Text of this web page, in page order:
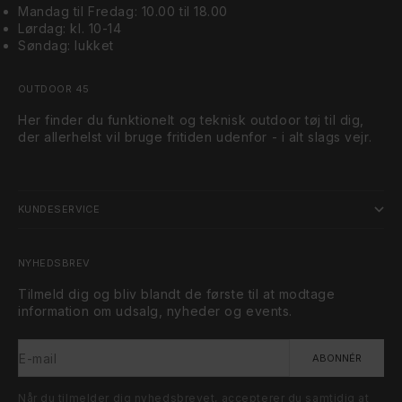
Mandag til Fredag: 10.00 til 18.00
Lørdag: kl. 10-14
Søndag: lukket
OUTDOOR 45
Her finder du funktionelt og teknisk outdoor tøj til dig,
der allerhelst vil bruge fritiden udenfor - i alt slags vejr.
KUNDESERVICE
NYHEDSBREV
Tilmeld dig og bliv blandt de første til at modtage
information om udsalg, nyheder og events.
E-mail ABONNÉR
Når du tilmelder dig nyhedsbrevet, accepterer du samtidig at